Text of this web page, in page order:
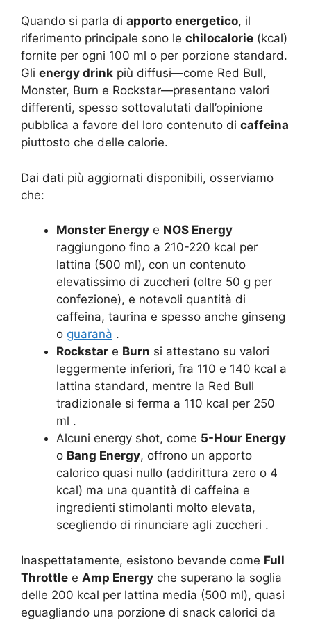
Quando si parla di apporto energetico, il
riferimento principale sono le chilocalorie (kcal)
fornite per ogni 100 ml o per porzione standard.
Gli energy drink più diffusi—come Red Bull,
Monster, Burn e Rockstar—presentano valori
differenti, spesso sottovalutati dall’opinione
pubblica a favore del loro contenuto di caffeina
piuttosto che delle calorie.
Dai dati più aggiornati disponibili, osserviamo
che:
Monster Energy e NOS Energy
raggiungono fino a 210-220 kcal per
lattina (500 ml), con un contenuto
elevatissimo di zuccheri (oltre 50 g per
confezione), e notevoli quantità di
caffeina, taurina e spesso anche ginseng
o guaranà .
Rockstar e Burn si attestano su valori
leggermente inferiori, fra 110 e 140 kcal a
lattina standard, mentre la Red Bull
tradizionale si ferma a 110 kcal per 250
ml .
Alcuni energy shot, come 5-Hour Energy
o Bang Energy, offrono un apporto
calorico quasi nullo (addirittura zero o 4
kcal) ma una quantità di caffeina e
ingredienti stimolanti molto elevata,
scegliendo di rinunciare agli zuccheri .
Inaspettatamente, esistono bevande come Full
Throttle e Amp Energy che superano la soglia
delle 200 kcal per lattina media (500 ml), quasi
eguagliando una porzione di snack calorici da